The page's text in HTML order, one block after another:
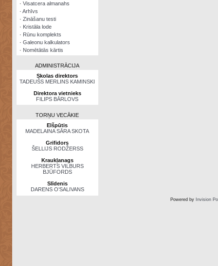
· Visatcera almanahs
· Arhīvs
· Zināšanu testi
· Kristāla lode
· Rūnu komplekts
· Galeonu kalkulators
· Nomētātās kārtis
ADMINISTRĀCIJA
Skolas direktors
TADEUŠS MERLINS KAMINSKI
Direktora vietnieks
FILIPS BĀRLOVS
TORŅU VECĀKIE
Elšpūtis
MADELAINA SĀRA SKOTA
Grifidors
ŠELLIJS RODŽERSS
Kraukļanags
HERBERTS VILBURS
BJŪFORDS
Slīdenis
DARENS O’SALIVANS
Powered by Invision